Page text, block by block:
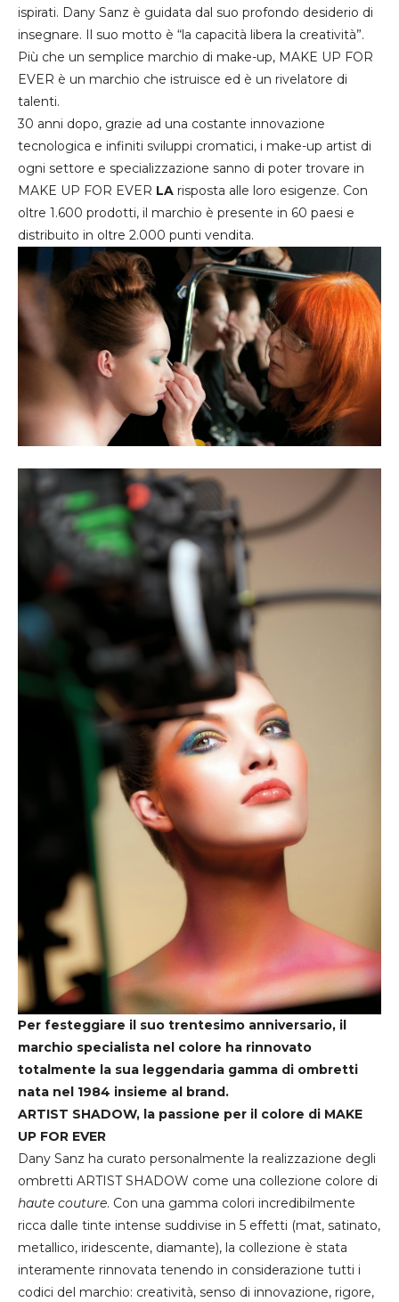
ispirati. Dany Sanz è guidata dal suo profondo desiderio di
insegnare. Il suo motto è “la capacità libera la creatività”.
Più che un semplice marchio di make-up, MAKE UP FOR
EVER è un marchio che istruisce ed è un rivelatore di
talenti.
30 anni dopo, grazie ad una costante innovazione
tecnologica e infiniti sviluppi cromatici, i make-up artist di
ogni settore e specializzazione sanno di poter trovare in
MAKE UP FOR EVER LA risposta alle loro esigenze. Con
oltre 1.600 prodotti, il marchio è presente in 60 paesi e
distribuito in oltre 2.000 punti vendita.
Per festeggiare il suo trentesimo anniversario, il
marchio specialista nel colore ha rinnovato
totalmente la sua leggendaria gamma di ombretti
nata nel 1984 insieme al brand.
ARTIST SHADOW, la passione per il colore di MAKE
UP FOR EVER
Dany Sanz ha curato personalmente la realizzazione degli
ombretti ARTIST SHADOW come una collezione colore di
haute couture. Con una gamma colori incredibilmente
ricca dalle tinte intense suddivise in 5 effetti (mat, satinato,
metallico, iridescente, diamante), la collezione è stata
interamente rinnovata tenendo in considerazione tutti i
codici del marchio: creatività, senso di innovazione, rigore,